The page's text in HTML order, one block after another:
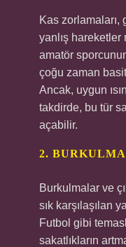
Kas zorlamaları,
yanlış hareketler
amatör
çoğu zaman
Ancak, uygun
takdirde, bu tür
açabilir.
2.
Burkulmalar ve
sık karşılaşılan
Futbol gibi
sakatlıkların